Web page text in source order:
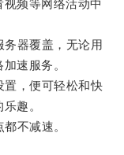
频等网络活动中
器覆盖，无论用
速服务。
，便可轻松和快
趣。
不减速。